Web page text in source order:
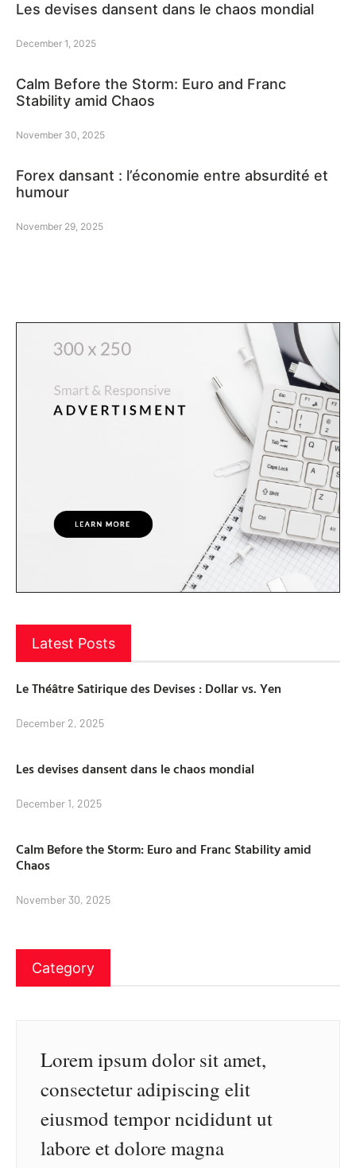
Les devises dansent dans le chaos mondial
December 1, 2025
Calm Before the Storm: Euro and Franc
Stability amid Chaos
November 30, 2025
Forex dansant : l’économie entre absurdité et
humour
November 29, 2025
Latest Posts
Le Théâtre Satirique des Devises : Dollar vs. Yen
December 2, 2025
Les devises dansent dans le chaos mondial
December 1, 2025
Calm Before the Storm: Euro and Franc Stability amid
Chaos
November 30, 2025
Category
Lorem ipsum dolor sit amet,
consectetur adipiscing elit
eiusmod tempor ncididunt ut
labore et dolore magna